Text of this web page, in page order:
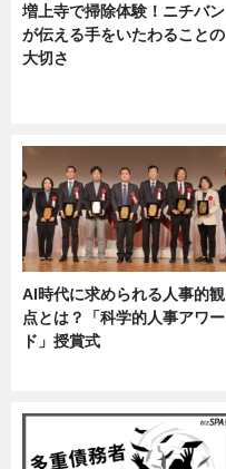
増上寺で掃除体験！ニチバン
が伝える手をいたわることの
大切さ
AI時代に求められる人事的観
点とは？「科学的人事アワー
ド」授賞式